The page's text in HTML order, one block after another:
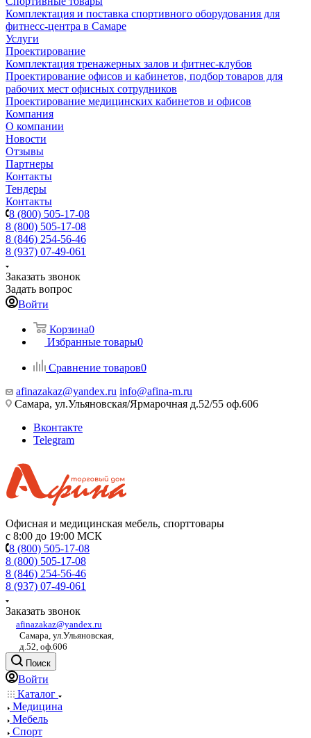
Комплектация и поставка спортивного оборудования для
фитнесс-центра в Самаре
Услуги
Проектирование
Комплектация тренажерных залов и фитнес-клубов
Проектирование офисов и кабинетов, подбор товаров для
рабочих мест офисных сотрудников
Проектирование медицинских кабинетов и офисов
Компания
О компании
Новости
Отзывы
Партнеры
Контакты
Тендеры
Контакты
8 (800) 505-17-08
8 (800) 505-17-08
8 (846) 254-56-46
8 (937) 07-49-061
Заказать звонок
Задать вопрос
Войти
Корзина0
Избранные товары0
Сравнение товаров0
afinazakaz@yandex.ru info@afina-m.ru
Самара, ул.Ульяновская/Ярмарочная д.52/55 оф.606
Вконтакте
Telegram
Офисная и медицинская мебель, спорттовары
с 8:00 до 19:00 МСК
8 (800) 505-17-08
8 (800) 505-17-08
8 (846) 254-56-46
8 (937) 07-49-061
Заказать звонок
afinazakaz@yandex.ru
Самара, ул.Ульяновская,
д.52, оф.606
Поиск
Войти
Каталог
Медицина
Мебель
Спорт